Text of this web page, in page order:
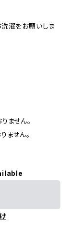
濯をお願いしま
ません。
ません。